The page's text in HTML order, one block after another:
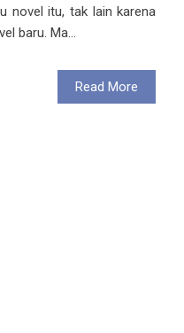
novel itu, tak lain karena
baru. Ma...
Read More